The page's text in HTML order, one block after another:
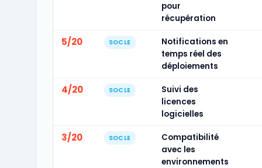
pour
récupération
5/20 SOCLE
Notifications en
temps réel des
déploiements
4/20 SOCLE
Suivi des
licences
logicielles
3/20 SOCLE
Compatibilité
avec les
environnements